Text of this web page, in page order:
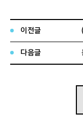
4층)
※ 합격자 유의사항
○ 합격자는 정기 연
○ 기타 문의 서울시
이전글
다음글